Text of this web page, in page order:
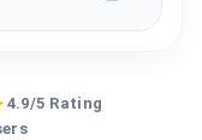
4.9/5 Rating